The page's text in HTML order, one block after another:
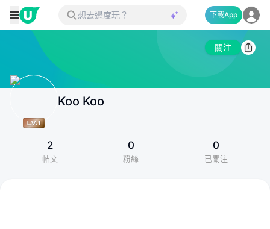
下載App
關注
Koo Koo
2
帖文
0
粉絲
0
已關注